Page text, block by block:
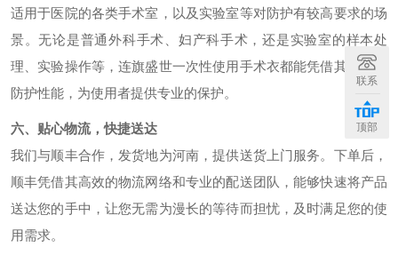
适用于医院的各类手术室，以及实验室等对防护有较高要求的场
景。无论是普通外科手术、妇产科手术，还是实验室的样本处
理、实验操作等，连旗盛世一次性使用手术衣都能凭借其出色的
防护性能，为使用者提供专业的保护。
六、贴心物流，快捷送达
我们与顺丰合作，发货地为河南，提供送货上门服务。下单后，
顺丰凭借其高效的物流网络和专业的配送团队，能够快速将产品
送达您的手中，让您无需为漫长的等待而担忧，及时满足您的使
用需求。
联系
顶部